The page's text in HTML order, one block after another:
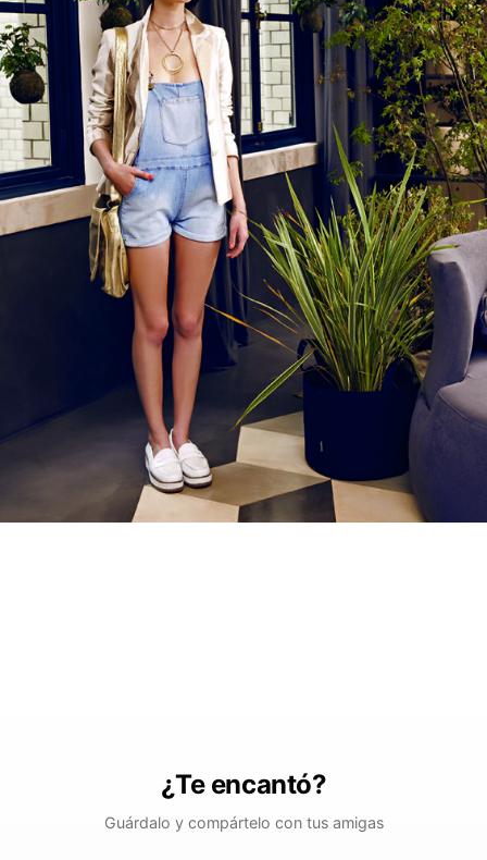
¿Te encantó?
Guárdalo y compártelo con tus amigas